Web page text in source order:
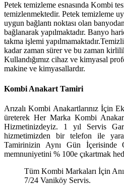
Petek temizleme esnasında Kombi
temizlenmektedir. Petek temizleme
uygun bağlantı noktası olan
bağlanarak yapılmaktadır. Banyo
takma işlemi
kadar zaman sürer ve bu zaman
Kullandığımız cihaz ve kimyasal
makine ve kimyasallardır.
Kombi Anakart Tamiri
Arızalı Kombi Anakartlarınız İçin
üreterek Her Marka Kombi
Hizmetinizdeyiz. 1 yıl Servis
hizmetimizden bir telefon ile
Tamirinizin Aynı Gün İçerisinde
memnuniyetini % 100e çıkartmak
Tüm Kombi Markaları İçin
7/24 Vaniköy Servis.